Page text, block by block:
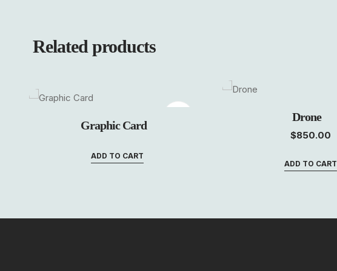
Related products
Graphic Card
ADD TO CART
Drone
$850.00
ADD TO CART